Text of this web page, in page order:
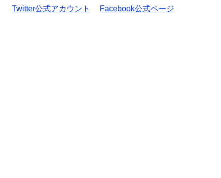
Twitter公式アカウント
Facebook公式ページ